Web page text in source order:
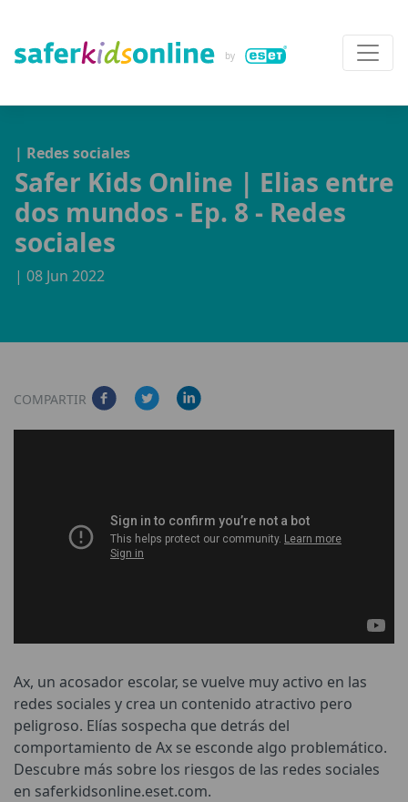
| Redes sociales
Safer Kids Online | Elias entre
dos mundos - Ep. 8 - Redes
sociales
| 08 Jun 2022
COMPARTIR
Ax, un acosador escolar, se vuelve muy activo en las
redes sociales y crea un contenido atractivo pero
peligroso. Elías sospecha que detrás del
comportamiento de Ax se esconde algo problemático.
Descubre más sobre los riesgos de las redes sociales
en saferkidsonline.eset.com.